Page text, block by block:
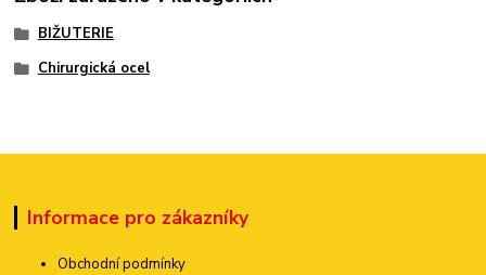
BIŽUTERIE
Chirurgická ocel
Informace pro zákazníky
Obchodní podmínky